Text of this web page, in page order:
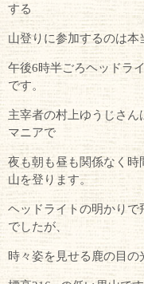
する
山登りに参加するのは本
午後6時半ごろヘッドラ
です。
主宰者の村上ゆうじさ
マニアで
夜も朝も昼も関係なく時
山を登ります。
ヘッドライトの明かりで
でしたが、
時々姿を見せる鹿の目の